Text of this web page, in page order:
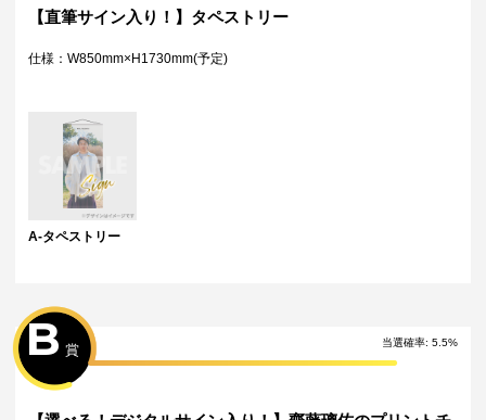
・本サービスで獲得された動画･画像･ボイス等のデジタルコンテンツ
は、出品者が著作権を有しております。無断でのSNS等での公開、譲
・当選権利は当選者ご本人のみ有効となります。当選権利の譲渡、オー
合がございます。その場合、別のサイン入り景品に変更させていただく
可能性がございます。（該当者には別途メールにてご連絡させていただ
きます。）
・製造に伴い発生した製品イメージを大きく損なわない程度の微細なキ
ズ・縫製・糸くずなどに関しましては交換対象外となります。
・弊社サイト以外で景品を購入された場合、弊社は一切責任を負いませ
ん。
配送について
・サイン入り景品とサインなし景品は別配送となる場合がございます。
・製作状況や天候状況によりくじページに記載のお届け目安から前後し
た配送となる場合がございます。
・弊社指定の配送業者から発送させていただくため、配送業者および配
【直筆サイン入り！】タペストリー
仕様：W850mm×H1730mm(予定)
A-タペストリー
当選確率: 5.5%
B 賞